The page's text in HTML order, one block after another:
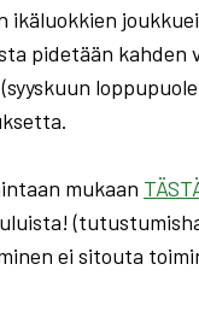
ikäluokkien
pidetään kahden
mukaan
ei sitouta